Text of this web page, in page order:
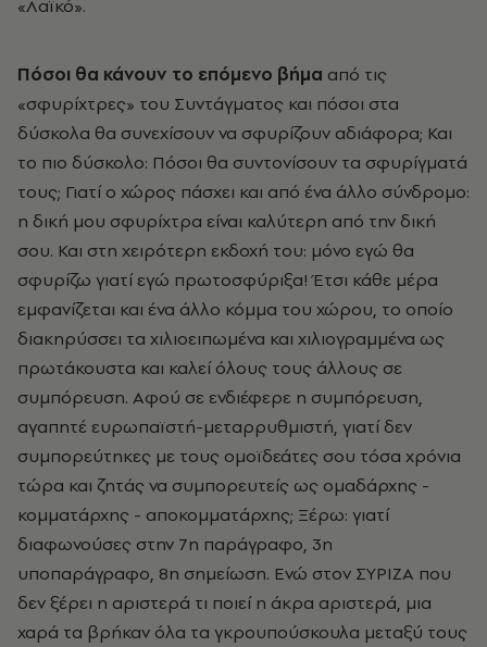
«Λαϊκό».
Πόσοι θα κάνουν το επόμενο βήμα από τις
«σφυρίχτρες» του Συντάγματος και πόσοι στα
δύσκολα θα συνεχίσουν να σφυρίζουν αδιάφορα; Και
το πιο δύσκολο: Πόσοι θα συντονίσουν τα σφυρίγματά
τους; Γιατί ο χώρος πάσχει και από ένα άλλο σύνδρομο:
η δική μου σφυρίχτρα είναι καλύτερη από την δική
σου. Και στη χειρότερη εκδοχή του: μόνο εγώ θα
σφυρίζω γιατί εγώ πρωτοσφύριξα! Έτσι κάθε μέρα
εμφανίζεται και ένα άλλο κόμμα του χώρου, το οποίο
διακηρύσσει τα χιλιοειπωμένα και χιλιογραμμένα ως
πρωτάκουστα και καλεί όλους τους άλλους σε
συμπόρευση. Αφού σε ενδιέφερε η συμπόρευση,
αγαπητέ ευρωπαϊστή-μεταρρυθμιστή, γιατί δεν
συμπορεύτηκες με τους ομοϊδεάτες σου τόσα χρόνια
τώρα και ζητάς να συμπορευτείς ως ομαδάρχης -
κομματάρχης - αποκομματάρχης; Ξέρω: γιατί
διαφωνούσες στην 7η παράγραφο, 3η
υποπαράγραφο, 8η σημείωση. Ενώ στον ΣΥΡΙΖΑ που
δεν ξέρει η αριστερά τι ποιεί η άκρα αριστερά, μια
χαρά τα βρήκαν όλα τα γκρουπούσκουλα μεταξύ τους